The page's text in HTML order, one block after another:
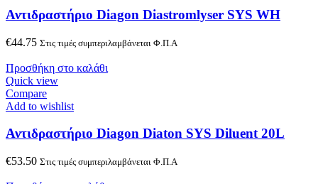
Αντιδραστήριο Diagon Diastromlyser SYS WΗ
€44.75 Στις τιμές συμπεριλαμβάνεται Φ.Π.Α
Προσθήκη στο καλάθι
Quick view
Compare
Add to wishlist
Αντιδραστήριο Diagon Diaton SYS Diluent 20L
€53.50 Στις τιμές συμπεριλαμβάνεται Φ.Π.Α